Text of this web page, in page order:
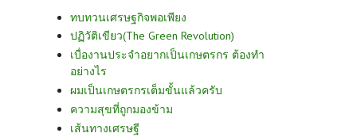
ทบทวนเศรษฐกิจพอเพียง
ปฏิวัติเขียว(The Green Revolution)
เบื่องานประจำอยากเป็นเกษตรกร ต้องทำ
อย่างไร
ผมเป็นเกษตรกรเต็มขั้นแล้วครับ
ความสุขที่ถูกมองข้าม
เส้นทางเศรษฐี